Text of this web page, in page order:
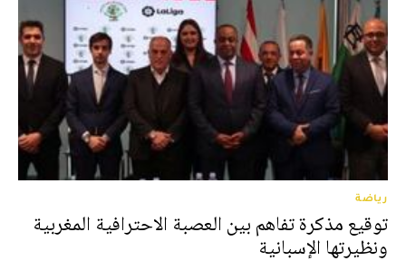
رياضة
توقيع مذكرة تفاهم بين العصبة الاحترافية المغربية
ونظيرتها الإسبانية